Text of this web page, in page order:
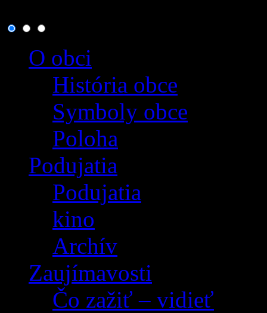
O obci
História obce
Symboly obce
Poloha
Podujatia
Podujatia
kino
Archív
Zaujímavosti
Čo zažiť – vidieť